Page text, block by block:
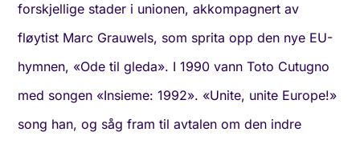
forskjellige stader i unionen, akkompagnert av
fløytist Marc Grauwels, som sprita opp den nye EU-
hymnen, «Ode til gleda». I 1990 vann Toto Cutugno
med songen «Insieme: 1992». «Unite, unite Europe!»
song han, og såg fram til avtalen om den indre